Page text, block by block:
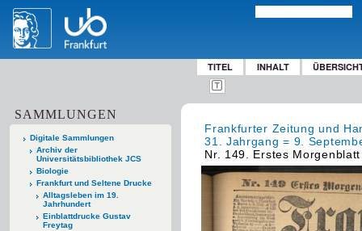
TITEL INHALT
SAMMLUNGEN
Digitale Sammlungen
Archiv der
Universitätsbibliothek JCS
Biologie
Frankfurt und Seltene Drucke
Alltagsleben im 19.
Jahrhundert
Einblattdrucke Gustav
Freytag
Frankfurter Zeitung und
31. Jahrgang = 9.
Nr. 149. Erstes